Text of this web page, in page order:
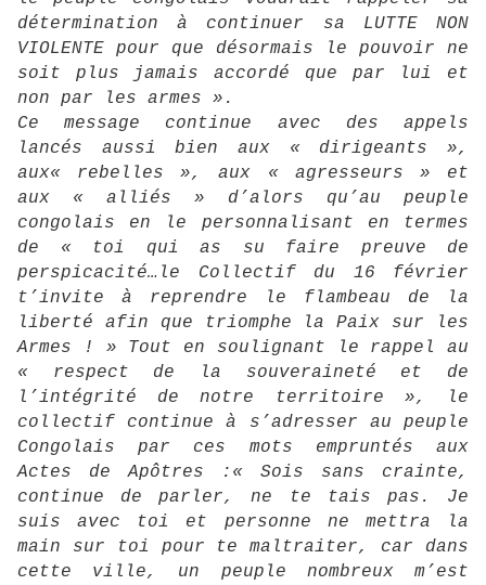
détermination à continuer sa LUTTE NON
VIOLENTE pour que désormais le pouvoir ne
soit plus jamais accordé que par lui et
non par les armes ».
Ce message continue avec des appels
lancés aussi bien aux « dirigeants »,
aux« rebelles », aux « agresseurs » et
aux « alliés » d’alors qu’au peuple
congolais en le personnalisant en termes
de « toi qui as su faire preuve de
perspicacité…le Collectif du 16 février
t’invite à reprendre le flambeau de la
liberté afin que triomphe la Paix sur les
Armes ! » Tout en soulignant le rappel au
« respect de la souveraineté et de
l’intégrité de notre territoire », le
collectif continue à s’adresser au peuple
Congolais par ces mots empruntés aux
Actes de Apôtres :« Sois sans crainte,
continue de parler, ne te tais pas. Je
suis avec toi et personne ne mettra la
main sur toi pour te maltraiter, car dans
cette ville, un peuple nombreux m’est